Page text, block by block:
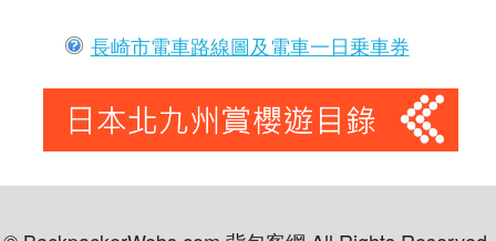
長崎市電車路線圖及電車一日乗車券